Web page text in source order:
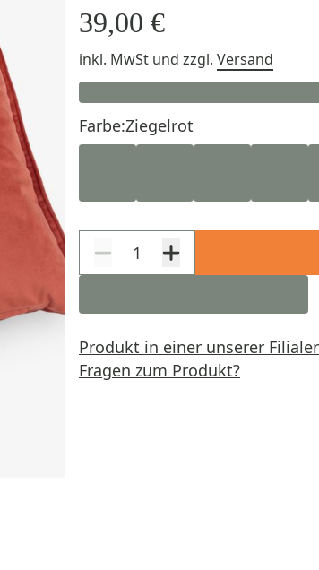
39,00 €
inkl. MwSt und zzgl. Versand
Farbe:Ziegelrot
Produkt in einer unserer
Fragen zum Produkt?